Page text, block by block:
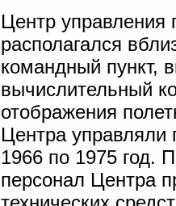
Центр
располагался
командный пункт,
вычислительный
отображения
Центра управляли
1966 по 1975 год.
персонал Центра